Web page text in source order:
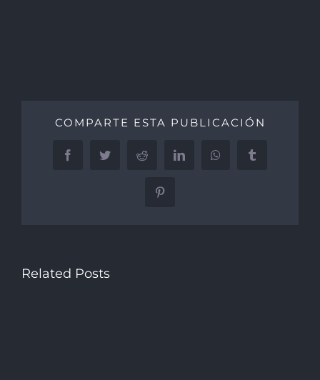
COMPARTE ESTA PUBLICACIÓN
FacebookTwitter Reddit LinkedInWhatsAppTumblr
Pinterest
Related Posts